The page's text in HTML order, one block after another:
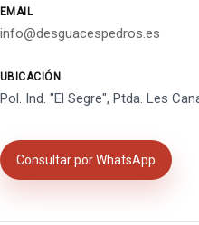
EMAIL
info@desguacespedros.es
UBICACIÓN
Pol. Ind. "El Segre", Ptda. Les
Consultar por WhatsApp